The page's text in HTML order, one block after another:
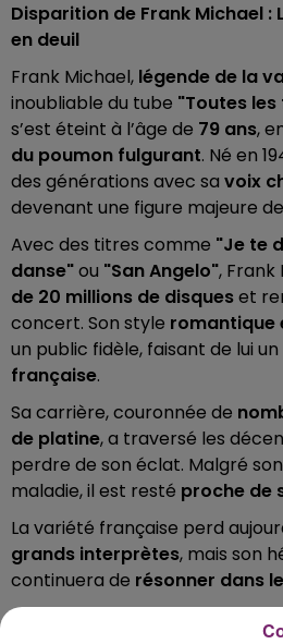
Disparition de Frank Michael
en deuil
Frank Michael, légende de la
inoubliable du tube "Toutes
s’est éteint à l’âge de 79 ans,
du poumon fulgurant. Né en
des générations avec sa voix
devenant une figure majeure
Avec des titres comme "Je te
danse"ou "San Angelo", Frank
de 20 millions de disqueset
concert. Son style romantique
un public fidèle, faisant de lui un
française.
Sa carrière, couronnée de
de platine, a traversé les
perdre de son éclat. Malgré
maladie, il est resté proche de
La variété française perd
grands interprètes, mais son
continuera de résonner dans